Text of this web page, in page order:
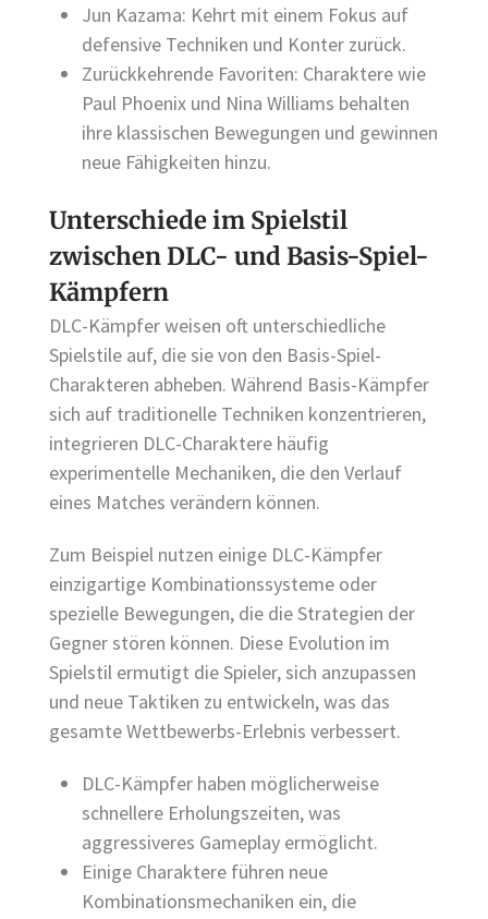
Jun Kazama: Kehrt mit einem Fokus auf
defensive Techniken und Konter zurück.
Zurückkehrende Favoriten: Charaktere wie
Paul Phoenix und Nina Williams behalten
ihre klassischen Bewegungen und gewinnen
neue Fähigkeiten hinzu.
Unterschiede im Spielstil
zwischen DLC- und Basis-Spiel-
Kämpfern
DLC-Kämpfer weisen oft unterschiedliche
Spielstile auf, die sie von den Basis-Spiel-
Charakteren abheben. Während Basis-Kämpfer
sich auf traditionelle Techniken konzentrieren,
integrieren DLC-Charaktere häufig
experimentelle Mechaniken, die den Verlauf
eines Matches verändern können.
Zum Beispiel nutzen einige DLC-Kämpfer
einzigartige Kombinationssysteme oder
spezielle Bewegungen, die die Strategien der
Gegner stören können. Diese Evolution im
Spielstil ermutigt die Spieler, sich anzupassen
und neue Taktiken zu entwickeln, was das
gesamte Wettbewerbs-Erlebnis verbessert.
DLC-Kämpfer haben möglicherweise
schnellere Erholungszeiten, was
aggressiveres Gameplay ermöglicht.
Einige Charaktere führen neue
Kombinationsmechaniken ein, die